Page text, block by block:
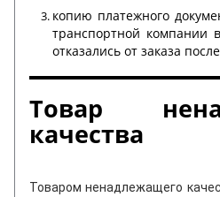
копию платежного
транспортной компании
отказались от заказа
Товар
качества
Товаром ненадлежащего